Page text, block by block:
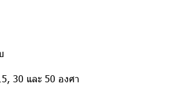
30 และ 50 องศา